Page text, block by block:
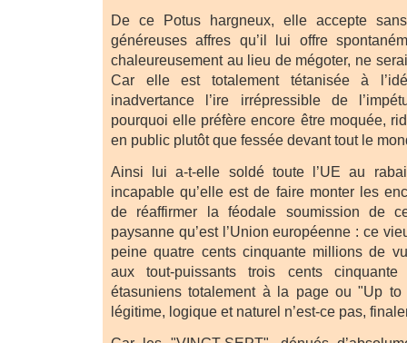
De ce Potus hargneux, elle accepte
généreuses affres qu’il lui offre
chaleureusement au lieu de mégoter, ne
Car elle est totalement tétanisée à
inadvertance l’ire irrépressible de
pourquoi elle préfère encore être moquée,
en public plutôt que fessée devant tout le
Ainsi lui a-t-elle soldé toute l’UE au
incapable qu’elle est de faire monter les
de réaffirmer la féodale soumission de
paysanne qu’est l’Union européenne : ce
peine quatre cents cinquante millions de
aux tout-puissants trois cents
étasuniens totalement à la page ou "Up
légitime, logique et naturel n’est-ce pas,